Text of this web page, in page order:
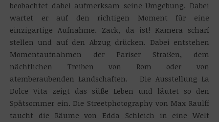
beobachtet dabei aufmerksam seine Umgebung. Dabei
wartet er auf den richtigen Moment für eine
einzigartige Aufnahme. Zack, da ist! Kamera scharf
stellen und auf den Abzug drücken. Dabei entstehen
Momentaufnahmen der Pariser Straßen, dem
nächtlichen Treiben von Rom oder von
atemberaubenden Landschaften. Die Ausstellung La
Dolce Vita zeigt das süße Leben und läutet so den
Spätsommer ein. Die Streetphotography von Max Raulff
taucht die Räume von Edda Schleich in eine Welt